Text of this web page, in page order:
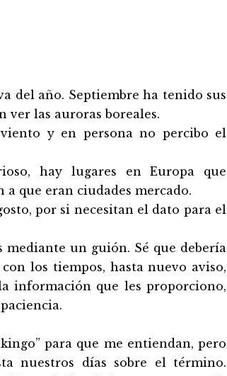
del año. Septiembre ha tenido sus
ver las auroras boreales.
y en persona no percibo el
hay lugares en Europa que
que eran ciudades mercado.
por si necesitan el dato para el
un guión. Sé que debería
los tiempos, hasta nuevo aviso,
información que les proporciono,
para que me entiendan, pero
nuestros días sobre el término.